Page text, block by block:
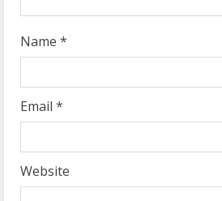
g
Name *
Email *
Website